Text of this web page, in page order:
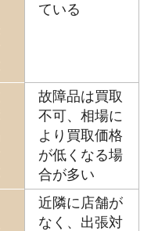
ている
故障品は買取
不可、相場に
より買取価格
が低くなる場
合が多い
近隣に店舗が
なく、出張対